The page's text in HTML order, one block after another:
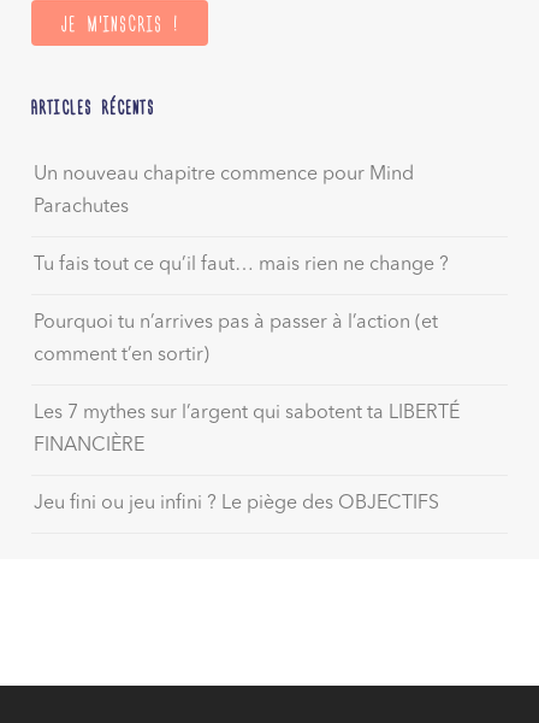
ARTICLES RÉCENTS
Un nouveau chapitre commence pour Mind
Parachutes
Tu fais tout ce qu’il faut… mais rien ne change ?
Pourquoi tu n’arrives pas à passer à l’action (et
comment t’en sortir)
Les 7 mythes sur l’argent qui sabotent ta LIBERTÉ
FINANCIÈRE
Jeu fini ou jeu infini ? Le piège des OBJECTIFS